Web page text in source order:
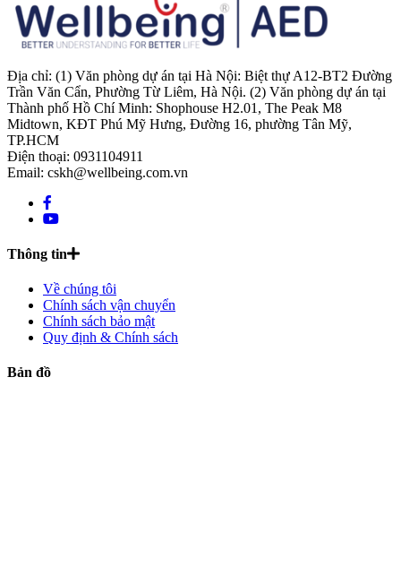
Địa chỉ: (1) Văn phòng dự án tại Hà Nội: Biệt thự A12-BT2 Đường
Trần Văn Cẩn, Phường Từ Liêm, Hà Nội. (2) Văn phòng dự án tại
Thành phố Hồ Chí Minh: Shophouse H2.01, The Peak M8
Midtown, KĐT Phú Mỹ Hưng, Đường 16, phường Tân Mỹ,
TP.HCM
Điện thoại: 0931104911
Email: cskh@wellbeing.com.vn
Thông tin
Về chúng tôi
Chính sách vận chuyển
Chính sách bảo mật
Quy định & Chính sách
Bản đồ